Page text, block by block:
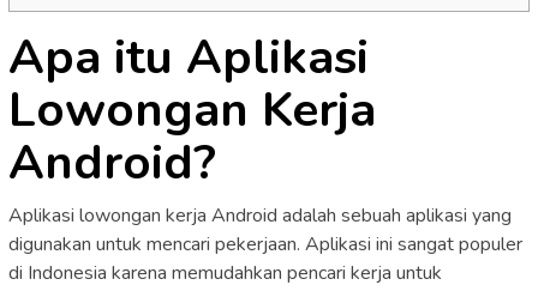
Apa itu Aplikasi
Lowongan Kerja
Android?
Aplikasi lowongan kerja Android adalah sebuah aplikasi yang
digunakan untuk mencari pekerjaan. Aplikasi ini sangat populer
di Indonesia karena memudahkan pencari kerja untuk